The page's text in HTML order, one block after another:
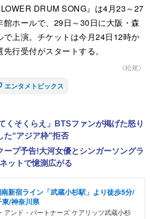
DRUM SONG』は4月23～27
館ホールで、29日～30日に大阪・森
で上演。チケットは今月24日12時か
行受付がスタートする。
《松尾》
エンタメトピックス
くそくらえ」BTSファンが掲げた怒り
た“アジア枠”拒否
ープ予告!大河女優とシンガーソングラ
ットで憶測広がる
新宿ライン「武蔵小杉駅」より徒歩5分/
/神奈川県
アンド・パートナーズ ケアリッツ武蔵小杉